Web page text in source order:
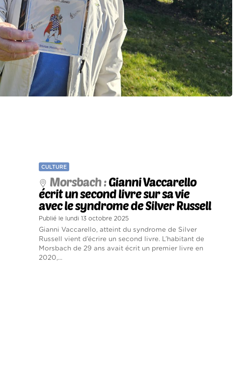
CULTURE
Morsbach :Gianni Vaccarello
écrit un second livre sur sa vie
avec le syndrome de Silver Russell
Publié le lundi 13 octobre 2025
Gianni Vaccarello, atteint du syndrome de Silver
Russell vient d’écrire un second livre. L’habitant de
Morsbach de 29 ans avait écrit un premier livre en
2020,...